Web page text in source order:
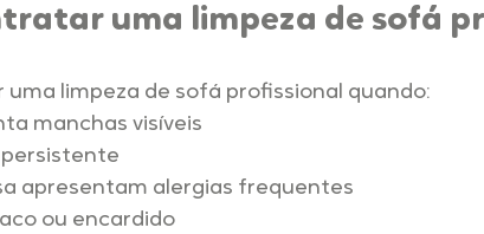
uma limpeza de sofá
uma limpeza de sofá profissional quando:
manchas visíveis
persistente
apresentam alergias frequentes
ou encardido